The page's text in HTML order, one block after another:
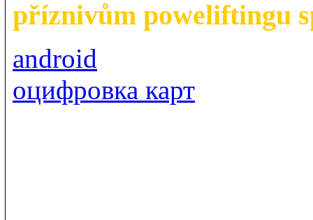
příznivům poweliftingu
android
оцифровка карт